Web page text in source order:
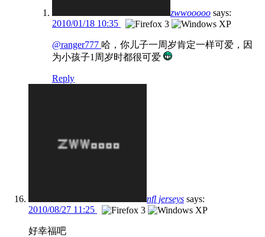
zwwooooo says:
2010/01/18 10:35
@ranger777 哈，你儿子一周岁肯定一样可爱，因
为小孩子1周岁时都很可爱
Reply
nfl jerseys says:
2010/08/27 11:25
好幸福吧